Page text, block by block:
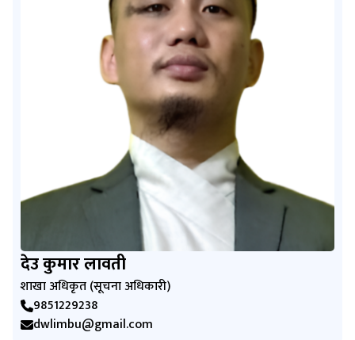
देउ कुमार लावती
शाखा अधिकृत (सूचना अधिकारी)
9851229238
dwlimbu@gmail.com